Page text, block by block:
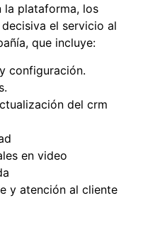
la plataforma, los
el servicio al
que incluye:
configuración.
del crm
en video
y atención al cliente